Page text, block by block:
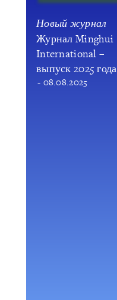
Новый журнал
Журнал Minghui
International –
выпуск 2025 года
- 08.08.2025